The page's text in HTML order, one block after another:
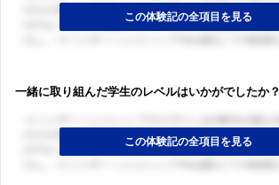
一緒に取り組んだ学生のレベルはいかがでしたか？